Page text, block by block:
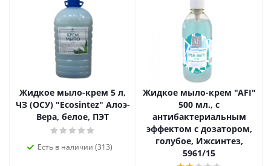
Жидкое мыло-крем 5 л,
ЧЗ (ОСУ) "Ecosintez" Aлоэ-
Вера, белое, ПЭТ
Есть в наличии (313)
Жидкое мыло-крем "AFI"
500 мл., с
антибактериальным
эффектом с дозатором,
голубое, Ижсинтез,
5961/15